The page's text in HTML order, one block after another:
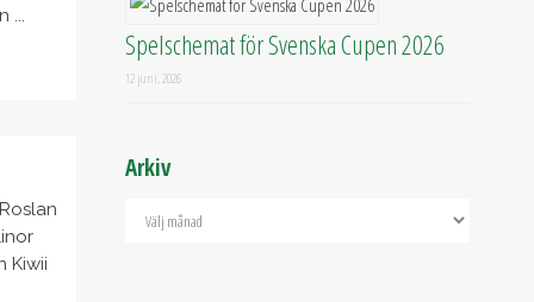
...
Kiwii
Spelschemat för Svenska Cupen 2026
12 juni, 2026
Arkiv